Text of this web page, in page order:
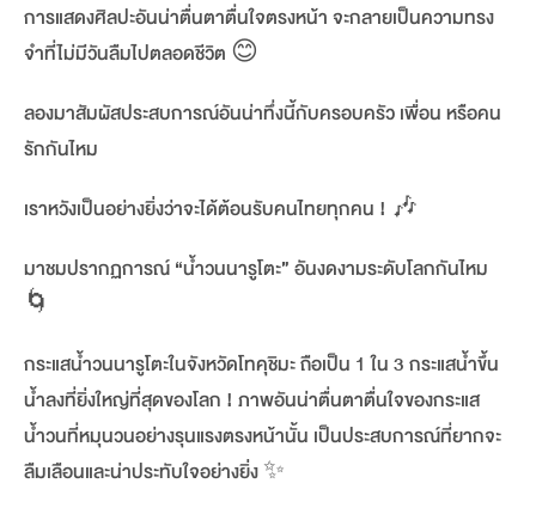
การแสดงศิลปะอันน่าตื่นตาตื่นใจตรงหน้า จะกลายเป็นความทรง
จำที่ไม่มีวันลืมไปตลอดชีวิต 😊
ลองมาสัมผัสประสบการณ์อันน่าทึ่งนี้กับครอบครัว เพื่อน หรือคน
รักกันไหม
เราหวังเป็นอย่างยิ่งว่าจะได้ต้อนรับคนไทยทุกคน ! 🎶
มาชมปรากฏการณ์ “น้ำวนนารูโตะ” อันงดงามระดับโลกกันไหม
🌀
กระแสน้ำวนนารูโตะในจังหวัดโทคุชิมะ ถือเป็น 1 ใน 3 กระแสน้ำขึ้น
น้ำลงที่ยิ่งใหญ่ที่สุดของโลก ! ภาพอันน่าตื่นตาตื่นใจของกระแส
น้ำวนที่หมุนวนอย่างรุนแรงตรงหน้านั้น เป็นประสบการณ์ที่ยากจะ
ลืมเลือนและน่าประทับใจอย่างยิ่ง✨